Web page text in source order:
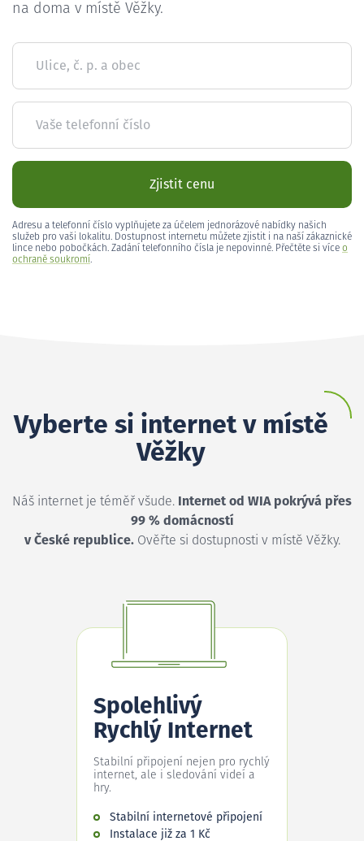
na doma v místě Věžky.
Ulice, č. p. a obec
Vaše telefonní číslo
Zjistit cenu
Adresu a telefonní číslo vyplňujete za účelem jednorázové nabídky našich
služeb pro vaši lokalitu. Dostupnost internetu můžete zjistit i na naší zákaznické
lince nebo pobočkách. Zadání telefonního čísla je nepovinné. Přečtěte si více o
ochraně soukromí.
Vyberte si internet v místě
Věžky
Náš internet je téměř všude. Internet od WIA pokrývá přes
99 % domácností
v České republice.Ověřte si dostupnosti v místě Věžky.
Spolehlivý
Rychlý Internet
Stabilní připojení nejen pro rychlý
internet, ale i sledování videí a
hry.
Stabilní internetové připojení
Instalace již za 1 Kč